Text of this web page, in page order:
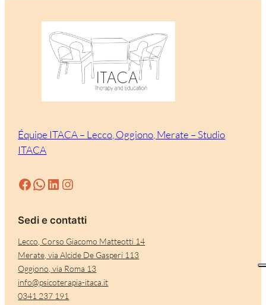
Équipe ITACA – Lecco, Oggiono, Merate – Studio
ITACA
Facebook WhatsApp LinkedIn Instagram
Sedi e contatti
Lecco, Corso Giacomo Matteotti 14
Merate, via Alcide De Gasperi 113
Oggiono, via Roma 13
info@psicoterapia-itaca.it
0341 237 191